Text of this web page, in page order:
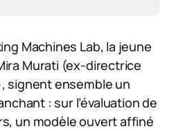
Machines Lab, la jeune
Murati (ex-directrice
signent ensemble un
: sur l’évaluation de
un modèle ouvert affiné